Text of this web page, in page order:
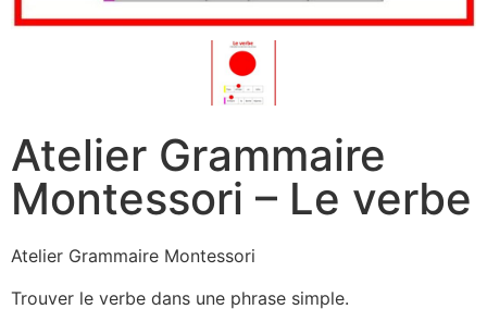
Atelier Grammaire
Montessori – Le verbe
Atelier Grammaire Montessori
Trouver le verbe dans une phrase simple.